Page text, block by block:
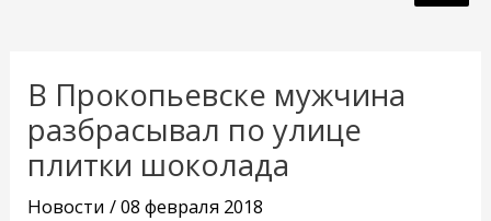
В Прокопьевске мужчина
разбрасывал по улице
плитки шоколада
Новости /08 февраля 2018
записям